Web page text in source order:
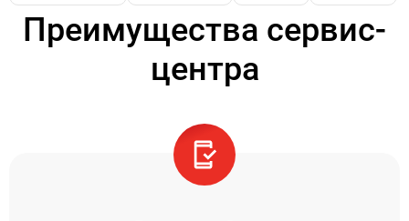
Преимущества сервис-
центра